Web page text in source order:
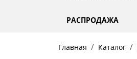
РАСПРОДАЖА
Главная Каталог